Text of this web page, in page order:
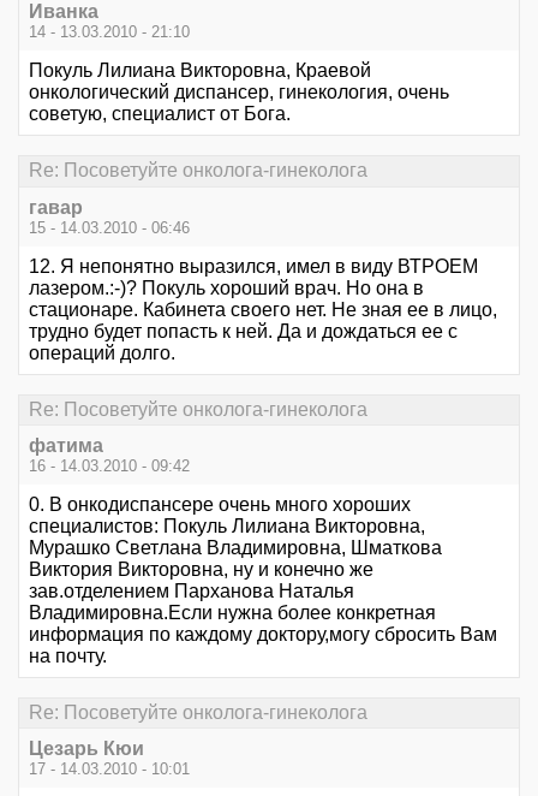
Иванка
14 - 13.03.2010 - 21:10
Покуль Лилиана Викторовна, Краевой
онкологический диспансер, гинекология, очень
советую, специалист от Бога.
Re: Посоветуйте онколога-гинеколога
гавар
15 - 14.03.2010 - 06:46
12. Я непонятно выразился, имел в виду ВТРОЕМ
лазером.:-)? Покуль хороший врач. Но она в
стационаре. Кабинета своего нет. Не зная ее в лицо,
трудно будет попасть к ней. Да и дождаться ее с
операций долго.
Re: Посоветуйте онколога-гинеколога
фатима
16 - 14.03.2010 - 09:42
0. В онкодиспансере очень много хороших
специалистов: Покуль Лилиана Викторовна,
Мурашко Светлана Владимировна, Шматкова
Виктория Викторовна, ну и конечно же
зав.отделением Парханова Наталья
Владимировна.Если нужна более конкретная
информация по каждому доктору,могу сбросить Вам
на почту.
Re: Посоветуйте онколога-гинеколога
Цезарь Кюи
17 - 14.03.2010 - 10:01